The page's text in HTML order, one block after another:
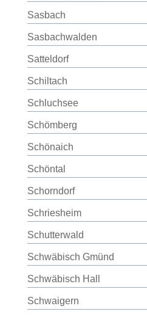
Sasbach
Sasbachwalden
Satteldorf
Schiltach
Schluchsee
Schömberg
Schönaich
Schöntal
Schorndorf
Schriesheim
Schutterwald
Schwäbisch Gmünd
Schwäbisch Hall
Schwaigern